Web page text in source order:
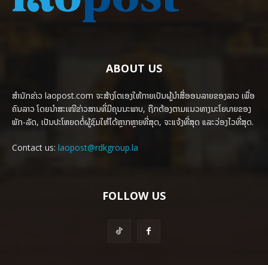
ABOUT US
ສຳນັກຂ່າວ laopost.com ຈະສ້າງໂຕເອງໃຫ້ກາຍເປັນຜູ້ນຳສື່ອອນລາຍຂອງລາວ ເພື່ອ
ຄົນລາວ ໂດຍນຳສະເໜີຂ່າວສານທີ່ມີຄຸນນະພາບ, ຖືກຕ້ອງຕາມແນວທາງນະໂຍບາຍຂອງ
ພັກ-ລັດ, ເປັນປະໂຫຍດຕໍ່ຜູ້ຊົມໃຫ້ໄດ້ຫຼາກຫຼາຍທີ່ສຸດ, ຈະແຈ້ງທີ່ສຸດ ແລະວ່ອງໄວທີ່ສຸດ.
Contact us: laopost@rdkgroup.la
FOLLOW US